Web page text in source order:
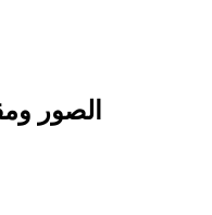
الصور